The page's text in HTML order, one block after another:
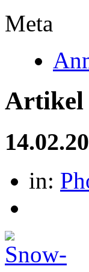
Meta
Artikel
in: